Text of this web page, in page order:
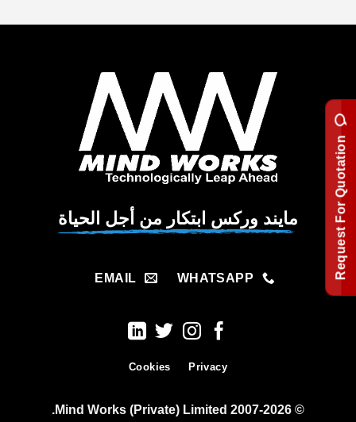
مايند وركس ابتكار من أجل الحياة
WHATSAPP
EMAIL
Privacy
Cookies
© 2007-2026 Mind Works (Private) Limited.
Request For Quotation